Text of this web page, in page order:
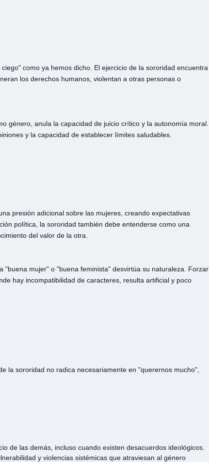
como ya hemos dicho. El ejercicio de la sororidad encuentra
los derechos humanos, violentan a otras personas o
género, anula la capacidad de juicio crítico y la autonomía moral.
y la capacidad de establecer límites saludables.
presión adicional sobre las mujeres, creando expectativas
política, la sororidad también debe entenderse como una
del valor de la otra.
mujer" o "buena feminista" desvirtúa su naturaleza. Forzar
hay incompatibilidad de caracteres, resulta artificial y poco
la sororidad no radica necesariamente en "querernos mucho",
de las demás, incluso cuando existen desacuerdos ideológicos.
y violencias sistémicas que atraviesan al género